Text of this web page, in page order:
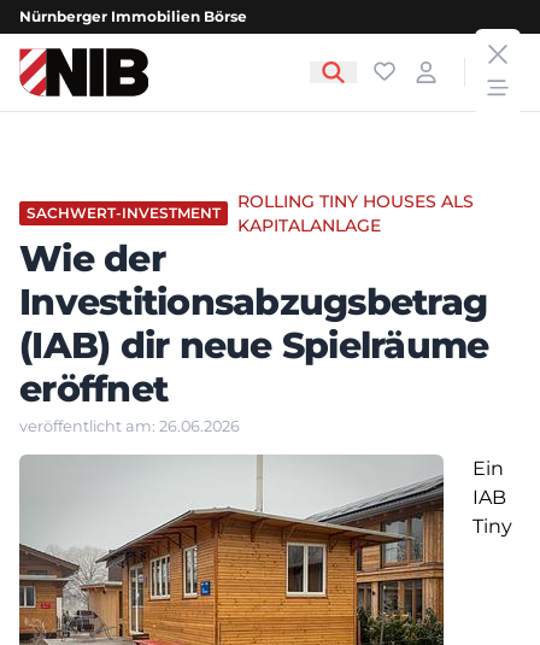
Nürnberger Immobilien Börse
NIB - Nürnberger Immobilien Börse Favoriten
Login
SACHWERT-INVESTMENT
ROLLING TINY HOUSES ALS
KAPITALANLAGE
Wie der
Investitionsabzugsbetrag
(IAB) dir neue Spielräume
eröffnet
veröffentlicht am: 26.06.2026
Ein
IAB
Tiny